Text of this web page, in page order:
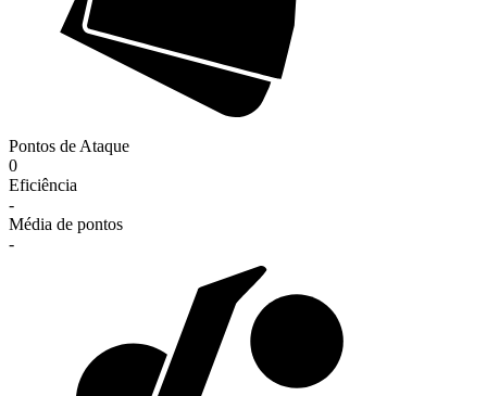
Pontos de Ataque
0
Eficiência
-
Média de pontos
-